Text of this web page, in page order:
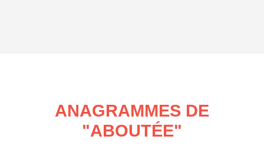
ANAGRAMMES DE
"ABOUTÉE"